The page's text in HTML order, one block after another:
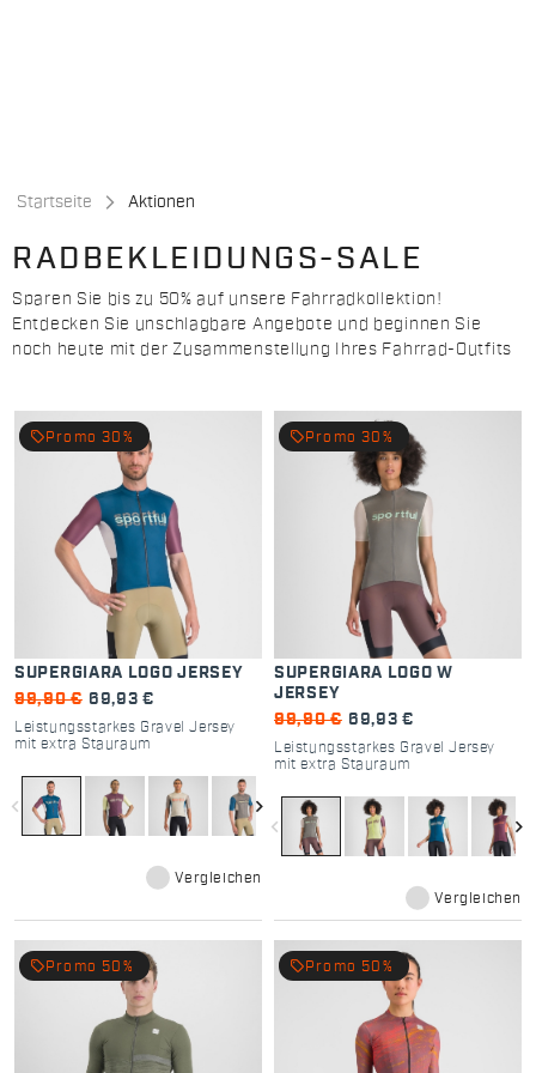
Startseite Aktionen
RADBEKLEIDUNGS-SALE
Sparen Sie bis zu 50% auf unsere Fahrradkollektion!
Entdecken Sie unschlagbare Angebote und beginnen Sie
noch heute mit der Zusammenstellung Ihres Fahrrad-Outfits
SUPERGIARA LOGO JERSEY
99,90 € 69,93 €
Leistungsstarkes Gravel Jersey
mit extra Stauraum
navigate_before navigate_next
local_offer Promo 30%
Vergleichen
SUPERGIARA LOGO W
JERSEY
99,90 € 69,93 €
Leistungsstarkes Gravel Jersey
mit extra Stauraum
navigate_before navigate_next
local_offer Promo 30%
Vergleichen
local_offer Promo 50% local_offer Promo 50%